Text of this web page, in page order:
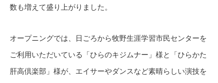
数も増えて盛り上がりました。
オープニングでは、日ごろから牧野生涯学習市民センターを
ご利用いただいている「ひらのキジムナー」様と「ひらかた
肝高倶楽部」様が、エイサーやダンスなど素晴らしい演技を